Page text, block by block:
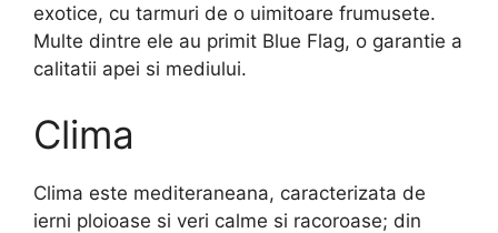
exotice, cu tarmuri de o uimitoare frumusete.
Multe dintre ele au primit Blue Flag, o garantie a
calitatii apei si mediului.
Clima
Clima este mediteraneana, caracterizata de
ierni ploioase si veri calme si racoroase; din